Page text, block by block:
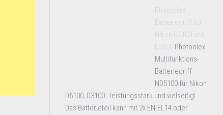
Photoolex
Batteriegriff für
Nikon D5100 und
D3100 Photoolex
Multifunktions-
Batteriegriff
ND5100 für Nikon
D5100, D3100 - leistungsstark und vielseitig!
Das Batterieteil kann mit 2x EN-EL14 oder